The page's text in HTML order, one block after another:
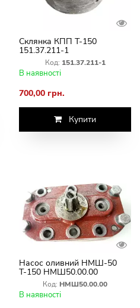
Склянка КПП Т-150
151.37.211-1
Код: 151.37.211-1
В наявності
700,00 грн.
Купити
Насос оливний НМШ-50
Т-150 НМШ50.00.00
Код: НМШ50.00.00
В наявності